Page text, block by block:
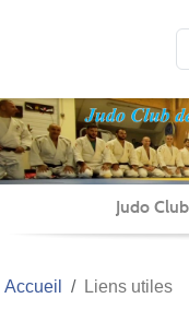
Judo
Accueil Liens utiles